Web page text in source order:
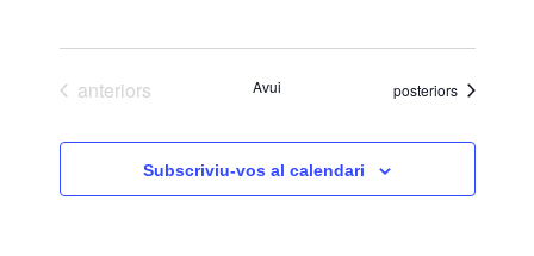
Esdeveniments
anteriors Avui Esdeveniments
posteriors
Subscriviu-vos al calendari